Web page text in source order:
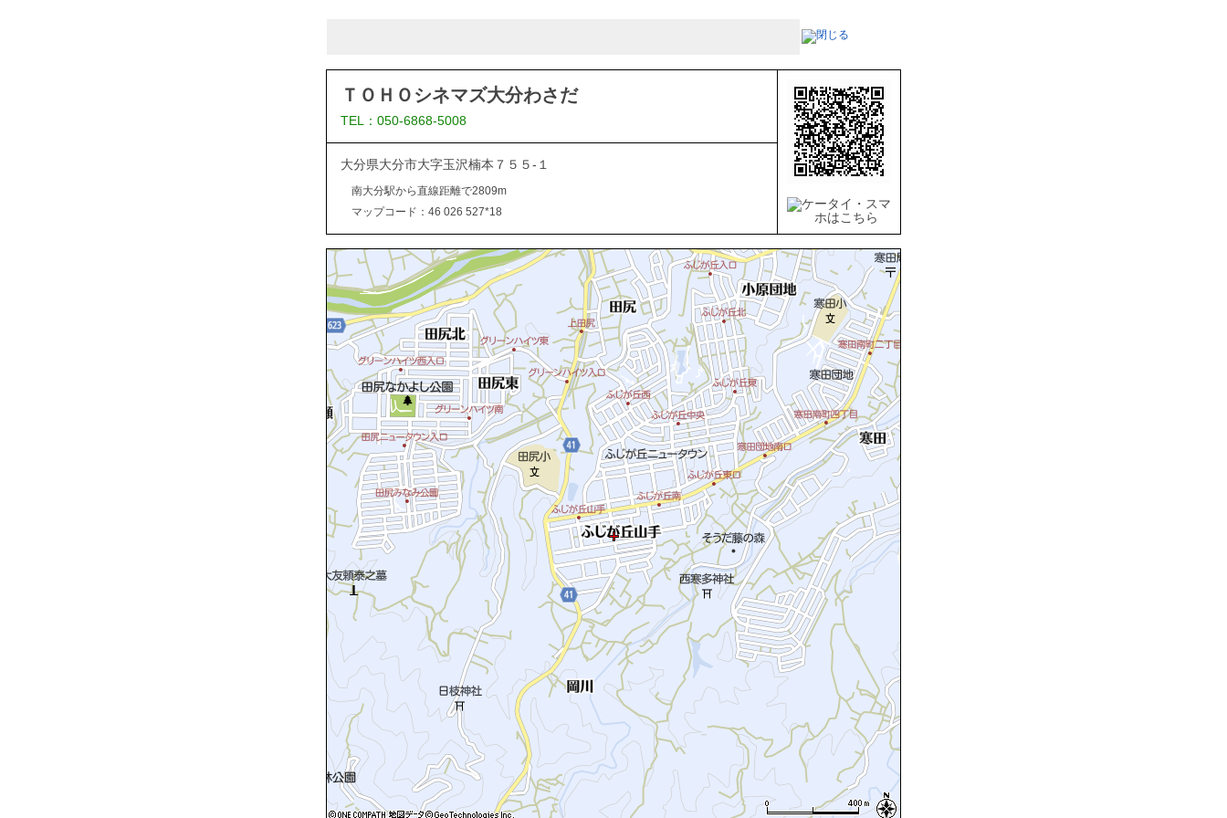
ＴＯＨＯシネマズ大分わさだ
TEL：050-6868-5008
大分県大分市大字玉沢楠本７５５-１
南大分駅から直線距離で2809m
マップコード：46 026 527*18